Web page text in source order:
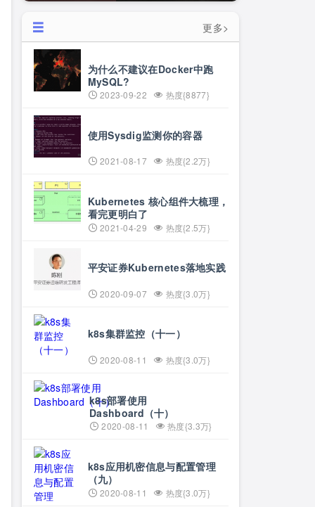
更多>
为什么不建议在Docker中跑
MySQL?
2023-09-22 热度{8877}
使用Sysdig监测你的容器
2021-08-17 热度{2.2万}
Kubernetes 核心组件大梳理，
看完更明白了
2021-04-29 热度{2.5万}
平安证券Kubernetes落地实践
2020-09-07 热度{3.0万}
k8s集群监控（十一）
2020-08-11 热度{3.0万}
k8s部署使用
Dashboard（十）
2020-08-11 热度{3.3万}
k8s应用机密信息与配置管理
（九）
2020-08-11 热度{3.0万}